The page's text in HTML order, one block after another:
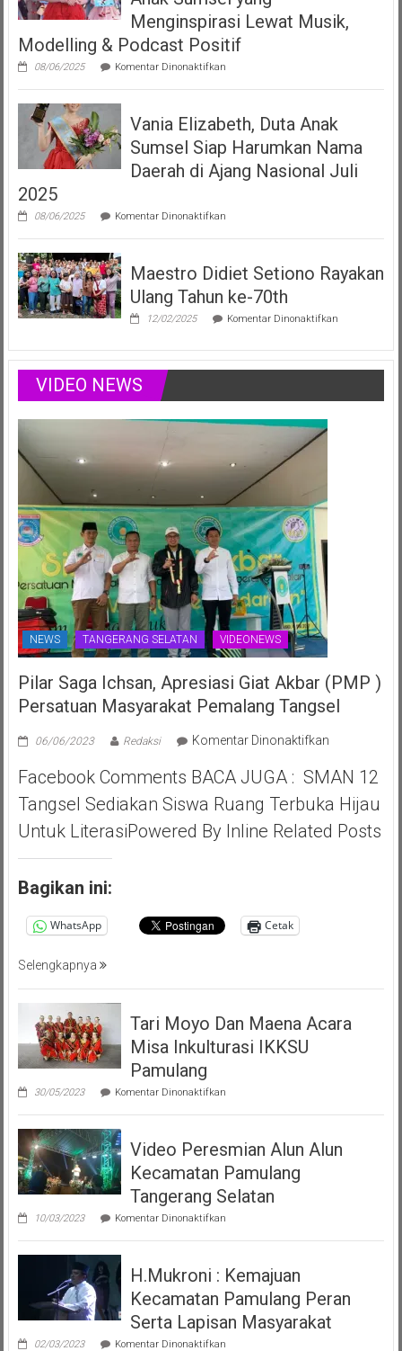
LMK
Produser
Fonogram
Menginspirasi Lewat Musik,
Modelling & Podcast Positif
08/06/2025 Komentar Dinonaktifkanpada
Elizabeth
Duta
Anak
Sumsel
Menginspirasi
Modelling
Positif
Vania Elizabeth, Duta Anak
Sumsel Siap Harumkan Nama
Daerah di Ajang Nasional Juli
2025
08/06/2025 Komentar Dinonaktifkanpada
Elizabeth,
Anak
Sumsel
Siap
Harumkan
Ajang
Juli
Maestro Didiet Setiono Rayakan
Ulang Tahun ke-70th
12/02/2025 Komentar Dinonaktifkanpada
Setiono
Rayakan
Tahun
VIDEO NEWS
NEWS TANGERANG SELATAN VIDEONEWS
Pilar Saga Ichsan, Apresiasi Giat Akbar (PMP )
Persatuan Masyarakat Pemalang Tangsel
06/06/2023 Redaksi Komentar Dinonaktifkanpada
Saga
Ichsan,
Apresiasi
Giat
Facebook Comments BACA JUGA : SMAN 12
Tangsel Sediakan Siswa Ruang Terbuka Hijau
Untuk LiterasiPowered By Inline Related Posts
Bagikan ini:
WhatsApp Cetak
Selengkapnya
Tari Moyo Dan Maena Acara
Misa Inkulturasi IKKSU
Pamulang
30/05/2023 Komentar Dinonaktifkanpada
Moyo
Maena
Acara
Misa
Inkulturasi
IKKSU
Pamulang
Video Peresmian Alun Alun
Kecamatan Pamulang
Tangerang Selatan
10/03/2023 Komentar Dinonaktifkanpada
Peresmian
Alun
Kecamatan
Pamulang
Tangerang
Selatan
H.Mukroni : Kemajuan
Kecamatan Pamulang Peran
Serta Lapisan Masyarakat
02/03/2023 Komentar Dinonaktifkanpada